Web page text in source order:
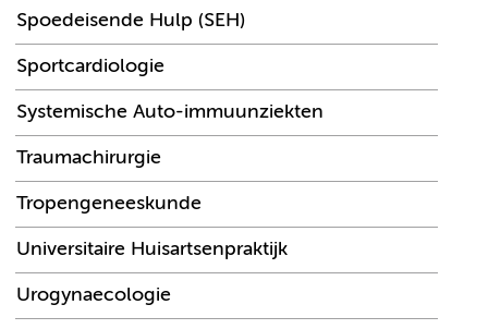
Spoedeisende Hulp (SEH)
Sportcardiologie
Systemische Auto-immuunziekten
Traumachirurgie
Tropengeneeskunde
Universitaire Huisartsenpraktijk
Urogynaecologie